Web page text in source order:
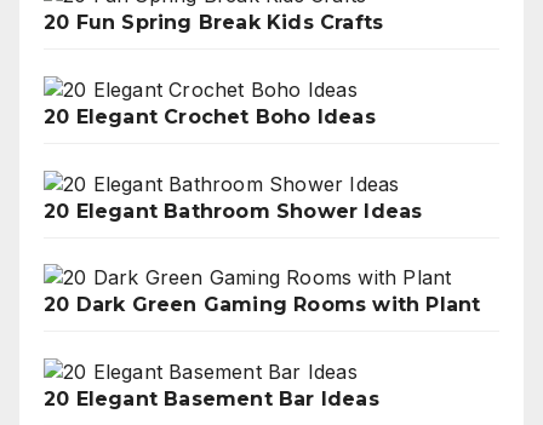
20 Fun Spring Break Kids Crafts
20 Elegant Crochet Boho Ideas
20 Elegant Bathroom Shower Ideas
20 Dark Green Gaming Rooms with Plant
20 Elegant Basement Bar Ideas